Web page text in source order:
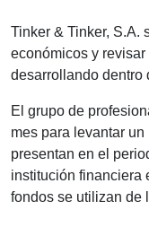
Tinker & Tinker, S.A.
económicos y
desarrollando dentro
El grupo de
mes para levantar
presentan en el
institución financiera
fondos se utilizan de